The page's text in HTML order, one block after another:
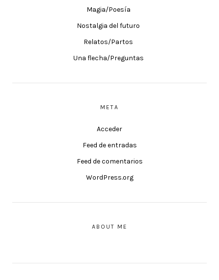
Magia/Poesía
Nostalgia del futuro
Relatos/Partos
Una flecha/Preguntas
META
Acceder
Feed de entradas
Feed de comentarios
WordPress.org
ABOUT ME